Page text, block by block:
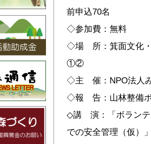
前申込70名
◇参加費：無料
◇場 所：箕面文化
①②
◇主 催：NPO法人
◇報 告：山林整備ボ
◇講 演：「ボランテ
での安全管理（仮）